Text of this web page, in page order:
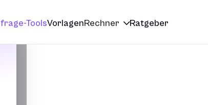
ToolsVorlagenRechner Ratgeber